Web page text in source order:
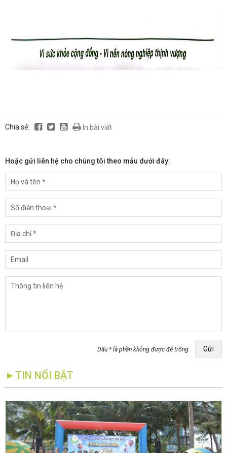
Chia sẻ: In bài viết
Hoặc gửi liên hệ cho chúng tôi theo mẫu dưới đây:
Dấu * là phần không được để trống Gửi
►TIN NỔI BẬT